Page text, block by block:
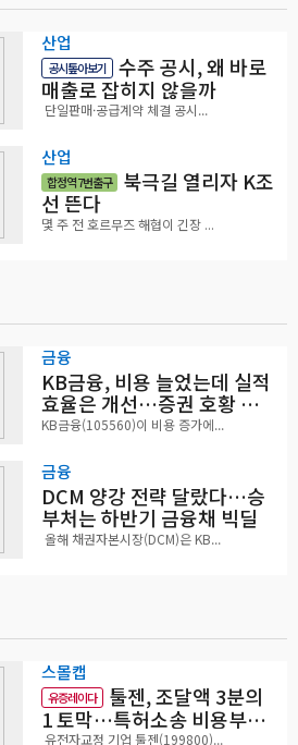
산업
공시톺아보기 수주 공시, 왜 바로
매출로 잡히지 않을까
단일판매·공급계약 체결 공시...
산업
합정역 7번출구 북극길 열리자 K조
선 뜬다
몇 주 전 호르무즈 해협이 긴장 ...
금융
KB금융, 비용 늘었는데 실적
효율은 개선…증권 호황 효
과
KB금융(105560)이 비용 증가에...
금융
DCM 양강 전략 달랐다…승
부처는 하반기 금융채 빅딜
올해 채권자본시장(DCM)은 KB...
스몰캡
유증레이다 툴젠, 조달액 3분의
1 토막…특허소송 비용부터
유전자교정 기업 툴젠(199800)...